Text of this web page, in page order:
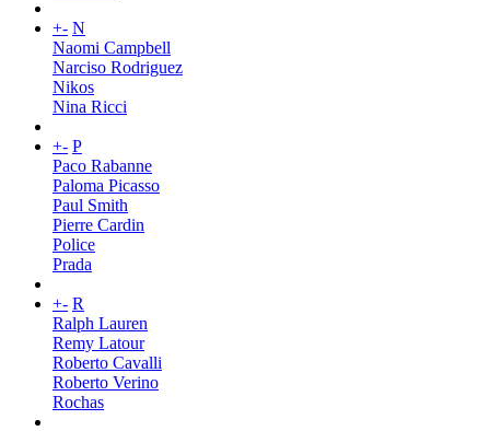
+- N
Naomi Campbell
Narciso Rodriguez
Nikos
Nina Ricci
+- P
Paco Rabanne
Paloma Picasso
Paul Smith
Pierre Cardin
Police
Prada
+- R
Ralph Lauren
Remy Latour
Roberto Cavalli
Roberto Verino
Rochas